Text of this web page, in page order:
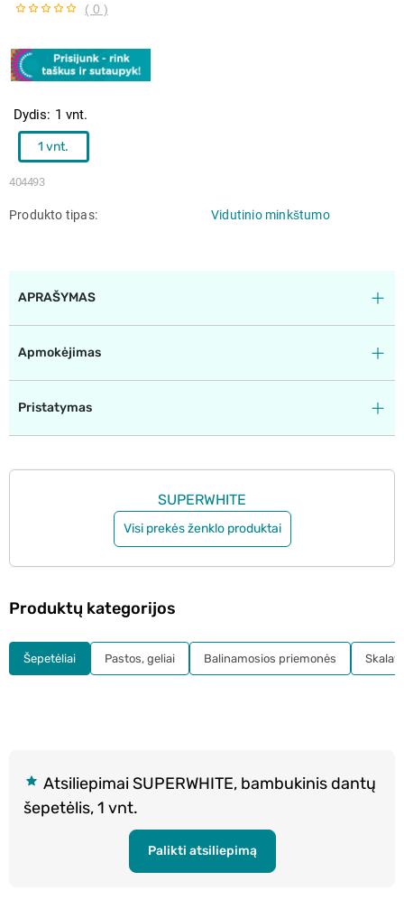
( 0 )
404493
Dydis 1 vnt.
1 vnt.
Produkto tipas Vidutinio minkštumo
APRAŠYMAS
Apmokėjimas
Pristatymas
SUPERWHITE
Visi prekės ženklo produktai
Atsiliepimai SUPERWHITE, bambukinis dantų
šepetėlis, 1 vnt.
Palikti atsiliepimą
Produktų kategorijos
Šepetėliai Pastos, geliai Balinamosios priemonės